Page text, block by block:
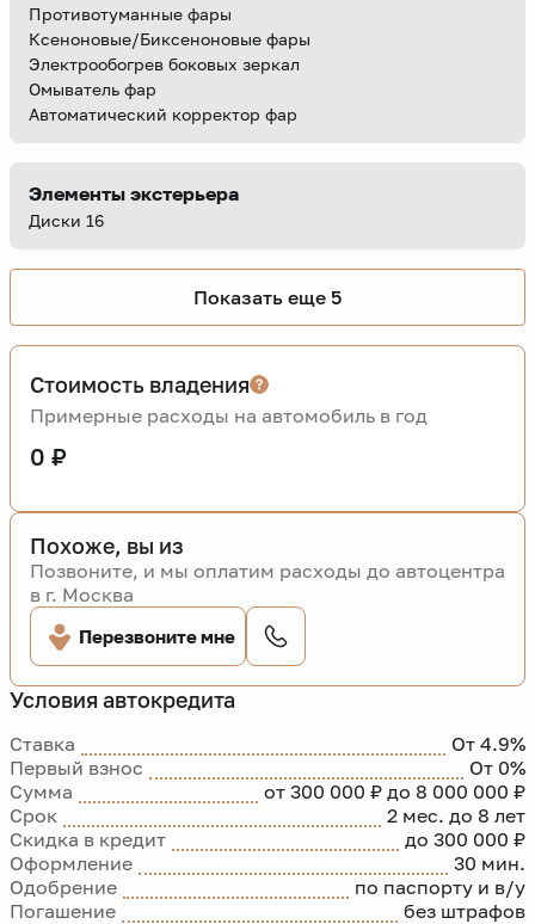
Противотуманные фары
Ксеноновые/Биксеноновые фары
Электрообогрев боковых зеркал
Омыватель фар
Автоматический корректор фар
Элементы экстерьера
Диски 16
Показать еще 5
Условия автокредита
Ставка
От 4.9%
Первый взнос
От 0%
Сумма
от 300 000 ₽ до 8 000 000 ₽
Срок
2 мес. до 8 лет
Скидка в кредит
до 300 000 ₽
Оформление
30 мин.
Одобрение
по паспорту и в/у
Погашение
без штрафов
Стоимость владения
Примерные расходы на автомобиль в год
0 ₽
Похоже, вы из
Позвоните, и мы оплатим расходы до автоцентра
в г. Москва
Перезвоните мне